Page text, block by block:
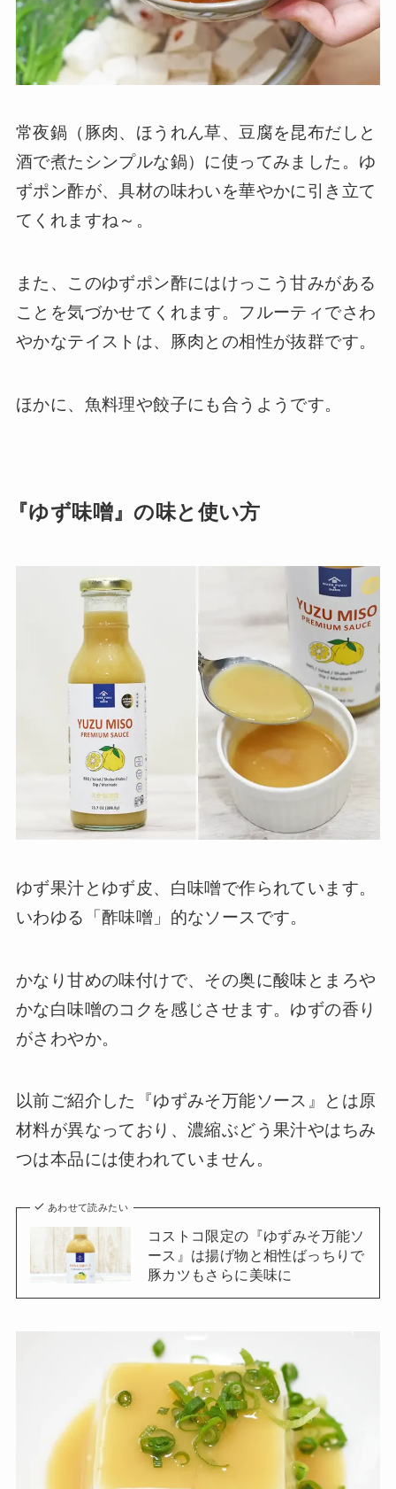
常夜鍋（豚肉、ほうれん草、豆腐を昆布だしと
酒で煮たシンプルな鍋）に使ってみました。ゆ
ずポン酢が、具材の味わいを華やかに引き立て
てくれますね～。
また、このゆずポン酢にはけっこう甘みがある
ことを気づかせてくれます。フルーティでさわ
やかなテイストは、豚肉との相性が抜群です。
ほかに、魚料理や餃子にも合うようです。
『ゆず味噌』の味と使い方
ゆず果汁とゆず皮、白味噌で作られています。
いわゆる「酢味噌」的なソースです。
かなり甘めの味付けで、その奥に酸味とまろや
かな白味噌のコクを感じさせます。ゆずの香り
がさわやか。
以前ご紹介した『ゆずみそ万能ソース』とは原
材料が異なっており、濃縮ぶどう果汁やはちみ
つは本品には使われていません。
あわせて読みたい
コストコ限定の『ゆずみそ万能ソ
ース』は揚げ物と相性ばっちりで
豚カツもさらに美味に